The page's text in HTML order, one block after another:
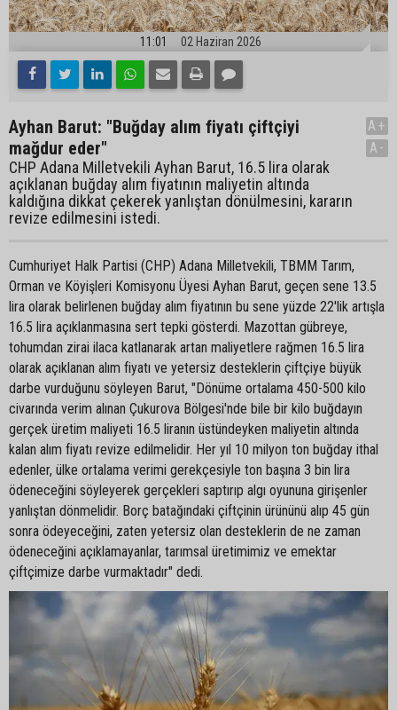
11:01 02 Haziran 2026
Ayhan Barut: "Buğday alım fiyatı çiftçiyi
mağdur eder"
CHP Adana Milletvekili Ayhan Barut, 16.5 lira olarak
açıklanan buğday alım fiyatının maliyetin altında
kaldığına dikkat çekerek yanlıştan dönülmesini, kararın
revize edilmesini istedi.
A+
A-
Cumhuriyet Halk Partisi (CHP) Adana Milletvekili, TBMM Tarım,
Orman ve Köyişleri Komisyonu Üyesi Ayhan Barut, geçen sene 13.5
lira olarak belirlenen buğday alım fiyatının bu sene yüzde 22'lik artışla
16.5 lira açıklanmasına sert tepki gösterdi. Mazottan gübreye,
tohumdan zirai ilaca katlanarak artan maliyetlere rağmen 16.5 lira
olarak açıklanan alım fiyatı ve yetersiz desteklerin çiftçiye büyük
darbe vurduğunu söyleyen Barut, "Dönüme ortalama 450-500 kilo
civarında verim alınan Çukurova Bölgesi'nde bile bir kilo buğdayın
gerçek üretim maliyeti 16.5 liranın üstündeyken maliyetin altında
kalan alım fiyatı revize edilmelidir. Her yıl 10 milyon ton buğday ithal
edenler, ülke ortalama verimi gerekçesiyle ton başına 3 bin lira
ödeneceğini söyleyerek gerçekleri saptırıp algı oyununa girişenler
yanlıştan dönmelidir. Borç batağındaki çiftçinin ürününü alıp 45 gün
sonra ödeyeceğini, zaten yetersiz olan desteklerin de ne zaman
ödeneceğini açıklamayanlar, tarımsal üretimimiz ve emektar
çiftçimize darbe vurmaktadır" dedi.